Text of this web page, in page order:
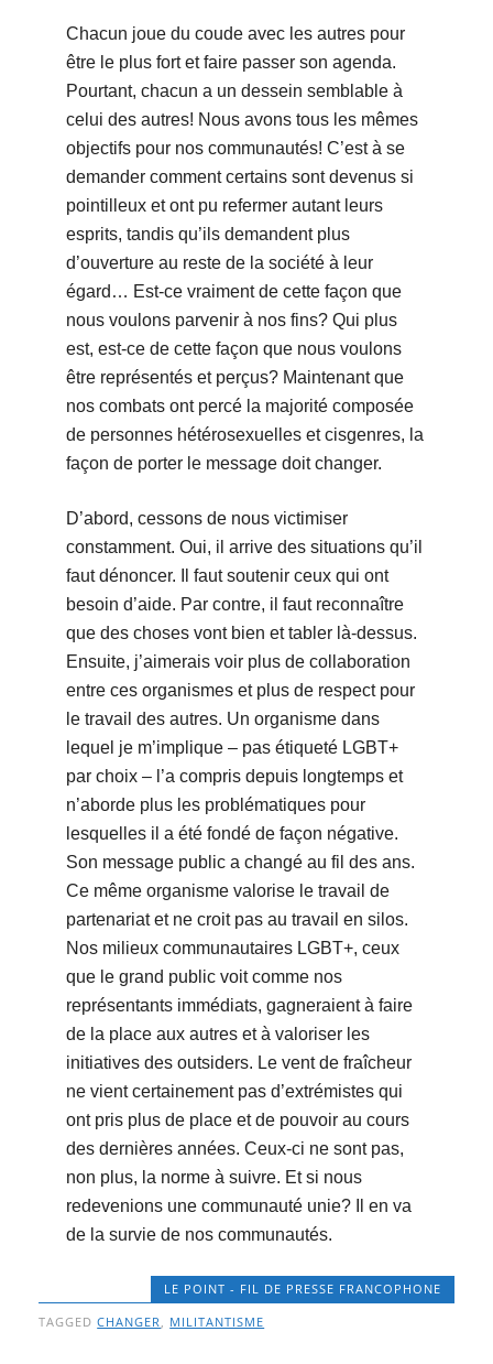
Chacun joue du coude avec les autres pour
être le plus fort et faire passer son agenda.
Pourtant, chacun a un dessein semblable à
celui des autres! Nous avons tous les mêmes
objectifs pour nos communautés! C’est à se
demander comment certains sont devenus si
pointilleux et ont pu refermer autant leurs
esprits, tandis qu’ils demandent plus
d’ouverture au reste de la société à leur
égard… Est-ce vraiment de cette façon que
nous voulons parvenir à nos fins? Qui plus
est, est-ce de cette façon que nous voulons
être représentés et perçus? Maintenant que
nos combats ont percé la majorité composée
de personnes hétérosexuelles et cisgenres, la
façon de porter le message doit changer.
D’abord, cessons de nous victimiser
constamment. Oui, il arrive des situations qu’il
faut dénoncer. Il faut soutenir ceux qui ont
besoin d’aide. Par contre, il faut reconnaître
que des choses vont bien et tabler là-dessus.
Ensuite, j’aimerais voir plus de collaboration
entre ces organismes et plus de respect pour
le travail des autres. Un organisme dans
lequel je m’implique – pas étiqueté LGBT+
par choix – l’a compris depuis longtemps et
n’aborde plus les problématiques pour
lesquelles il a été fondé de façon négative.
Son message public a changé au fil des ans.
Ce même organisme valorise le travail de
partenariat et ne croit pas au travail en silos.
Nos milieux communautaires LGBT+, ceux
que le grand public voit comme nos
représentants immédiats, gagneraient à faire
de la place aux autres et à valoriser les
initiatives des outsiders. Le vent de fraîcheur
ne vient certainement pas d’extrémistes qui
ont pris plus de place et de pouvoir au cours
des dernières années. Ceux-ci ne sont pas,
non plus, la norme à suivre. Et si nous
redevenions une communauté unie? Il en va
de la survie de nos communautés.
LE POINT - FIL DE PRESSE FRANCOPHONE
TAGGEDCHANGER, MILITANTISME